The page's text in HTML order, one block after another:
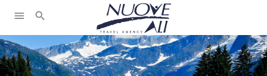
menu search